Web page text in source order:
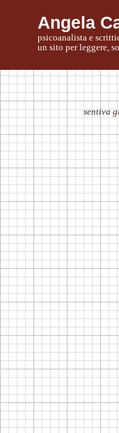
Angela
psicoanalista e
un sito per leggere,
sentiva